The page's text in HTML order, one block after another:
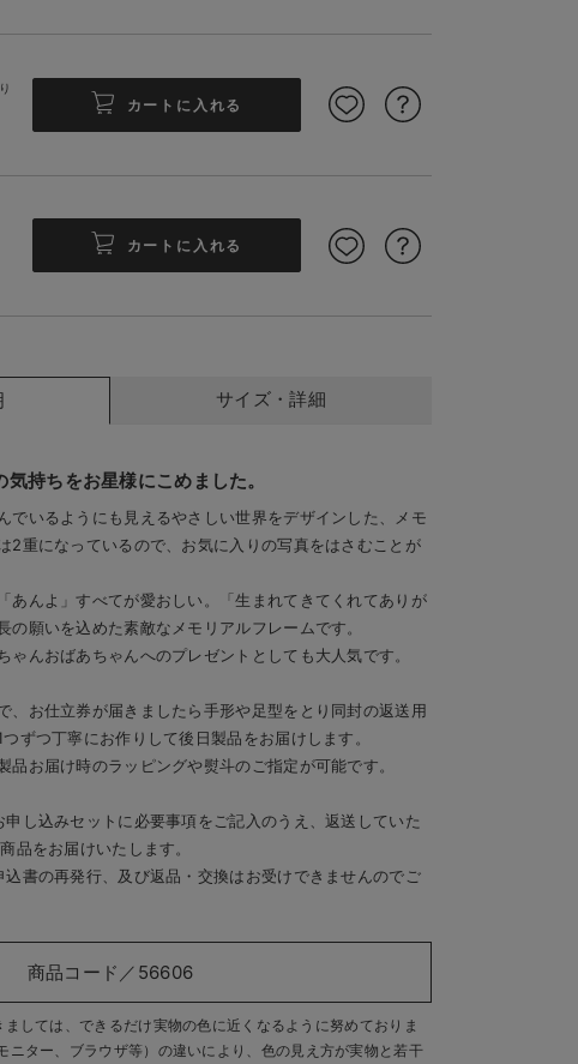
カートに入れる
カートに入れる
サイズ・詳細
持ちをお星様にこめました。
でいるようにも見えるやさしい世界をデザインした、メモ
2重になっているので、お気に入りの写真をはさむことが
あんよ」すべてが愛おしい。「生まれてきてくれてありが
の願いを込めた素敵なメモリアルフレームです。
ゃんおばあちゃんへのプレゼントとしても大人気です。
、お仕立券が届きましたら手形や足型をとり同封の返送用
ずつ丁寧にお作りして後日製品をお届けします。
品お届け時のラッピングや熨斗のご指定が可能です。
し込みセットに必要事項をご記入のうえ、返送していた
品をお届けいたします。
書の再発行、及び返品・交換はお受けできませんのでご
商品コード／56606
しては、できるだけ実物の色に近くなるように努めておりま
ニター、ブラウザ等）の違いにより、色の見え方が実物と若干